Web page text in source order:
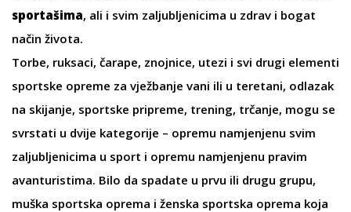
sportašima, ali i svim zaljubljenicima u zdrav i bogat
način života.
Torbe, ruksaci, čarape, znojnice, utezi i svi drugi elementi
sportske opreme za vježbanje vani ili u teretani, odlazak
na skijanje, sportske pripreme, trening, trčanje, mogu se
svrstati u dvije kategorije – opremu namjenjenu svim
zaljubljenicima u sport i opremu namjenjenu pravim
avanturistima. Bilo da spadate u prvu ili drugu grupu,
muška sportska oprema i ženska sportska oprema koja